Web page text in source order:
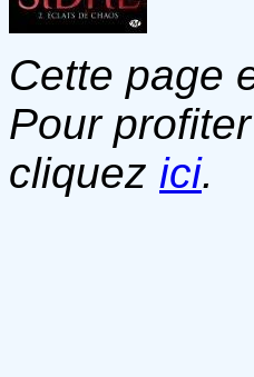
Cette page
Pour
cliquez ici.